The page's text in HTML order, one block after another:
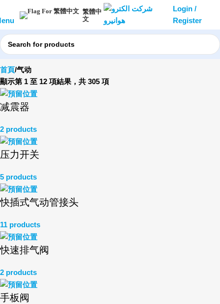
繁體中
文
Login /
Register
首頁 气动
顯示第 1 至 12 項結果，共 305 項
减震器
2 products
压力开关
5 products
快插式气动管接头
11 products
快速排气阀
2 products
手板阀